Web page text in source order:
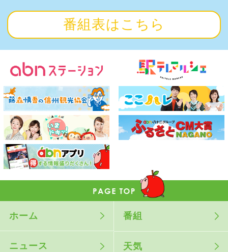
番組表はこちら
ホーム 番組
ニュース 天気